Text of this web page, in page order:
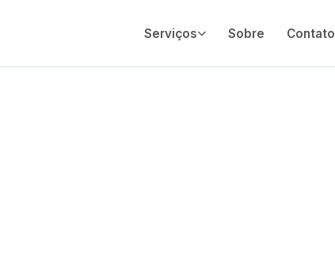
Serviços Sobre Contato